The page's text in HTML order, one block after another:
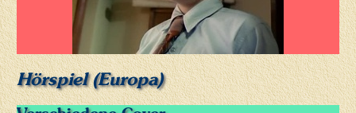
Hörspiel (Europa)